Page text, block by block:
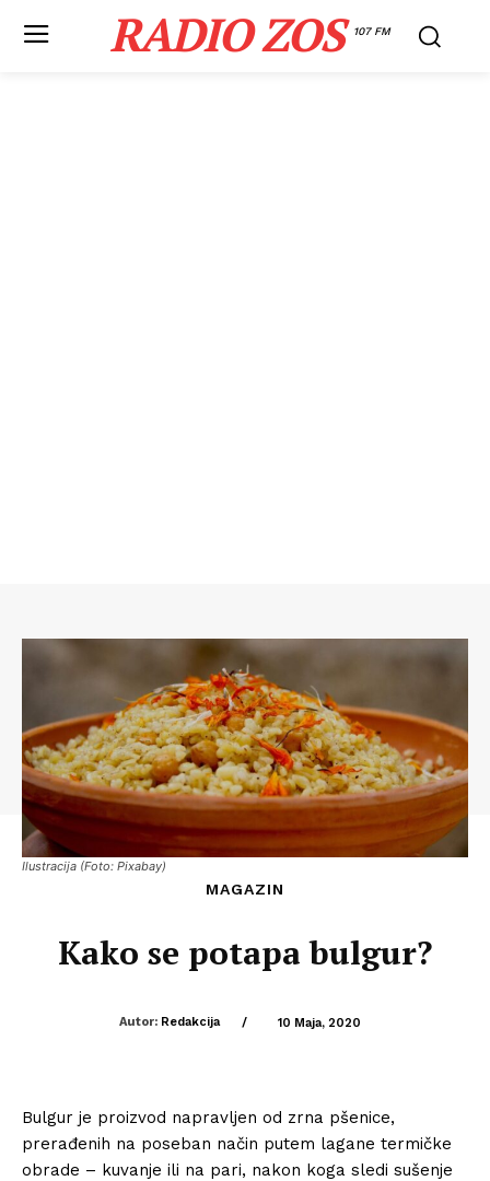
RADIO ZOS 107 FM
Ilustracija (Foto: Pixabay)
MAGAZIN
Kako se potapa bulgur?
Autor: Redakcija / 10 Maja, 2020
Bulgur je proizvod napravljen od zrna pšenice,
prerađenih na poseban način putem lagane termičke
obrade – kuvanje ili na pari, nakon koga sledi sušenje